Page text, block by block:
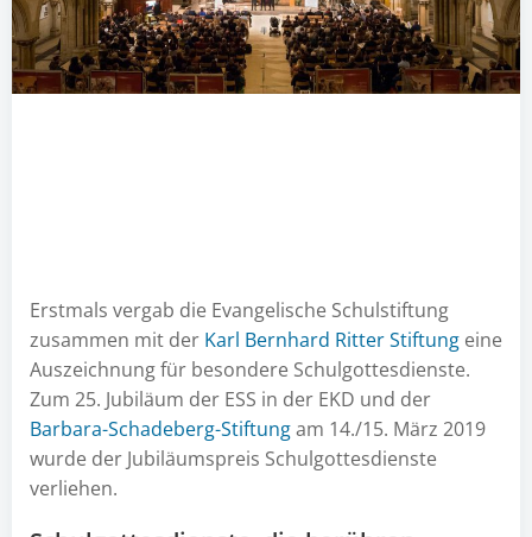
Erstmals vergab die Evangelische Schulstiftung
zusammen mit der Karl Bernhard Ritter Stiftung eine
Auszeichnung für besondere Schulgottesdienste.
Zum 25. Jubiläum der ESS in der EKD und der
Barbara-Schadeberg-Stiftungam 14./15. März 2019
wurde der Jubiläumspreis Schulgottesdienste
verliehen.